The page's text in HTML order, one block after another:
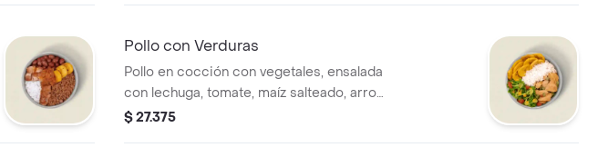
Pollo con Verduras
Pollo en cocción con vegetales, ensalada
con lechuga, tomate, maíz salteado, arroz
blanco, moneditas de plátano y salsa
$ 27.375